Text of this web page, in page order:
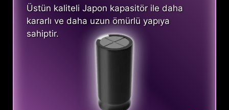
Üstün kaliteli Japon kapasitör ile daha
kararlı ve daha uzun ömürlü yapıya
sahiptir.